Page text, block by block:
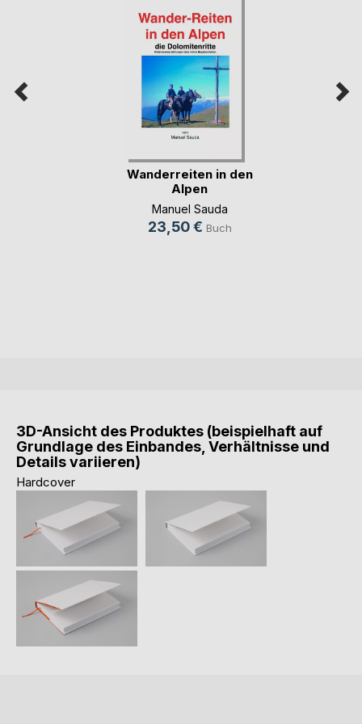
Wanderreiten in den
Alpen
Manuel Sauda
23,50 € Buch
3D-Ansicht des Produktes (beispielhaft auf
Grundlage des Einbandes, Verhältnisse und
Details variieren)
Hardcover